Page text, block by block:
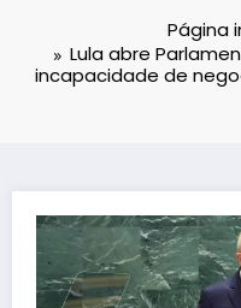
Página
Lula abre
incapacidade de